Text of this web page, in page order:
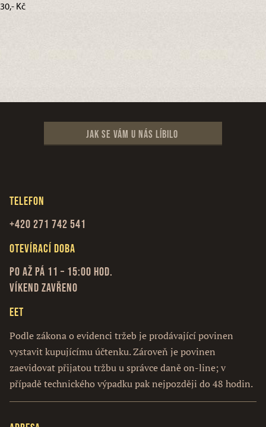
30,- Kč
Jak se vám u nás líbilo
Telefon
+420 271 742 541
Otevírací doba
Po až Pá 11 – 15:00 hod.
Víkend zavřeno
EET
Podle zákona o evidenci tržeb je prodávající povinen
vystavit kupujícímu účtenku. Zároveň je povinen
zaevidovat přijatou tržbu u správce daně on-line; v
případě technického výpadku pak nejpozději do 48 hodin.